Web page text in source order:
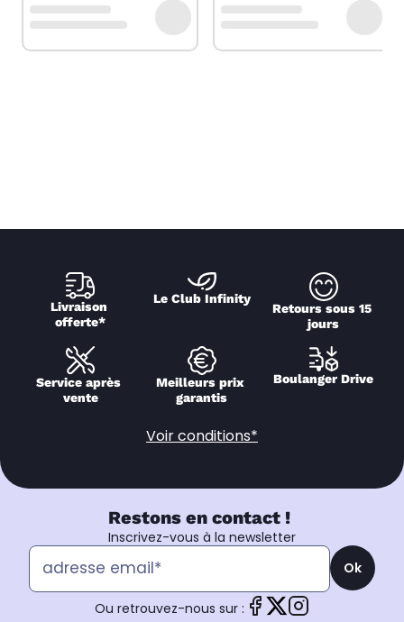
Livraison
offerte*
Le Club Infinity
Retours sous 15
jours
Service après
vente
Meilleurs prix
garantis
Boulanger Drive
Voir conditions*
Restons en contact !
Inscrivez-vous à la newsletter
Ok
Ou retrouvez-nous sur :